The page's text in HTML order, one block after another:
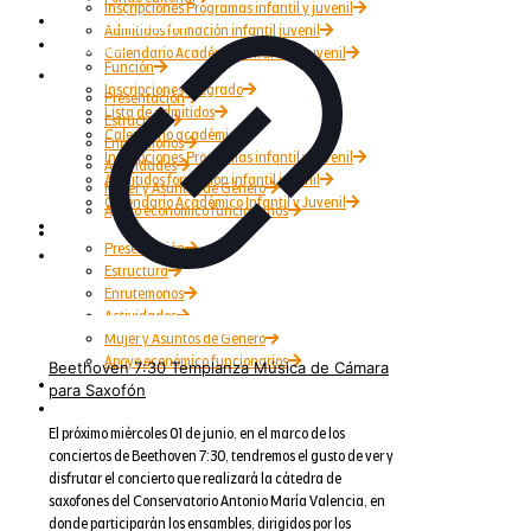
Inscripciones Programas infantil y juvenil
Admitidos formación infantil juvenil
Calendario Académico Infantil y Juvenil
Bienestar
Presentación
Estructura
Enrutemonos
Actividades
Mujer y Asuntos de Género
Apoyo económico funcionarios
Internacionalización
Patrimonio
Grupos Artísticos
Registro
Función
Inscripciones Pregrado
Lista de admitidos
Calendario académico
Inscripciones Programas infantil y juvenil
Admitidos formación infantil juvenil
Calendario Académico Infantil y Juvenil
Bienestar
Presentación
Estructura
Enrutemonos
Actividades
Mujer y Asuntos de Género
Apoyo económico funcionarios
Internacionalización
Beethoven 7:30 Templanza Música de Cámara
para Saxofón
El próximo miércoles 01 de junio, en el marco de los
conciertos de Beethoven 7:30, tendremos el gusto de ver y
disfrutar el concierto que realizará la cátedra de
saxofones del Conservatorio Antonio María Valencia, en
donde participarán los ensambles, dirigidos por los